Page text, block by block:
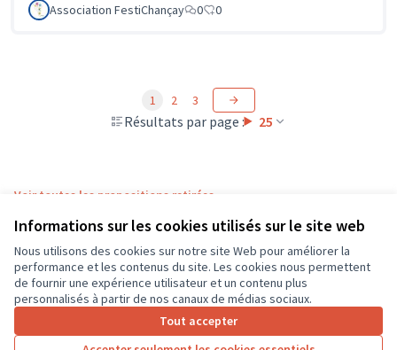
Informations sur les cookies utilisés sur le site web
Nous utilisons des cookies sur notre site Web pour améliorer la
performance et les contenus du site. Les cookies nous permettent
de fournir une expérience utilisateur et un contenu plus
personnalisés à partir de nos canaux de médias sociaux.
Tout accepter
Association FestiChançay
0 0
Résultats par page : 25
1 2 3
Voir toutes les propositions retirées
Conditions d'utilisation
Paramètres des cookies
CD37 sur X
(Lien externe)
CD37 sur Facebook
CD37 sur Instagram
CD37 sur YouTube
(Lien externe)